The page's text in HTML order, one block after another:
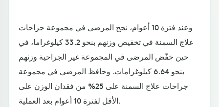
وعند فترة 10 أعوام، نجح المرضى في مجموعة جراحات
علاج السمنة في تخفيض وزنهم بنحو 33.2 كيلوغراما، في
حين خفّض المرضى في المجموعة غير الجراحية وزنهم
بنحو 6.64 كيلوغرامات. وحافظ المرضى في مجموعة
جراحات علاج السمنة على 25% من فقدان الوزن على
الأقل لفترة 10 أعوام بعد العملية.